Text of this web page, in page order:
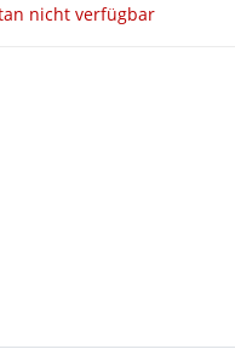
nicht verfügbar